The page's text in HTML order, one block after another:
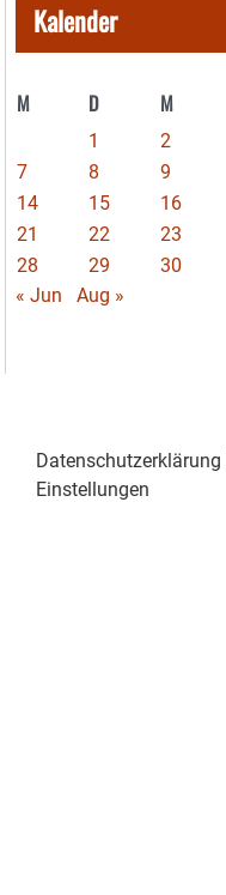
Kalender
M D M
1 2
7
8 9
14
15 16
21
22 23
28
29 30
« Jun
Aug »
Datenschutzerklärung
Einstellungen